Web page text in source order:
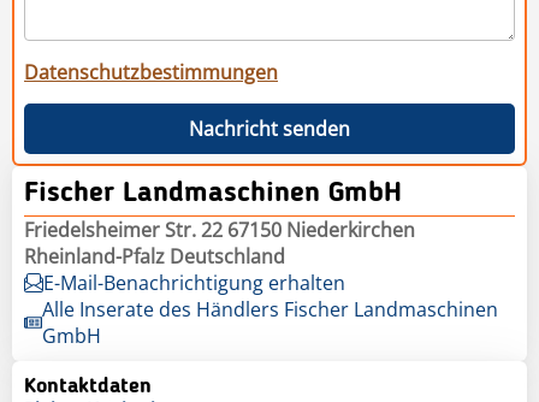
Datenschutzbestimmungen
Nachricht senden
Fischer Landmaschinen GmbH
Friedelsheimer Str. 22 67150 Niederkirchen
Rheinland-Pfalz Deutschland
E-Mail-Benachrichtigung erhalten
Alle Inserate des Händlers Fischer Landmaschinen
GmbH
Kontaktdaten